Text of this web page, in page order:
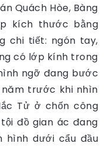
Quách Hòe, Bàng
kích thước bằng
chi tiết: ngón tay,
có lớp kính trong
ngỡ đang bước
năm trước khi nhìn
Tử ở chốn công
đồ gian ác đang
hình dưới cẩu đầu